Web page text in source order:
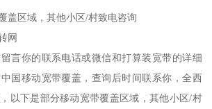
盖区域，其他小区/村致电咨询
网
言你的联系电话或微信和打算装宽带的详细
国移动宽带覆盖，查询后时间联系你，全西
以下是部分移动宽带覆盖区域，其他小区/村